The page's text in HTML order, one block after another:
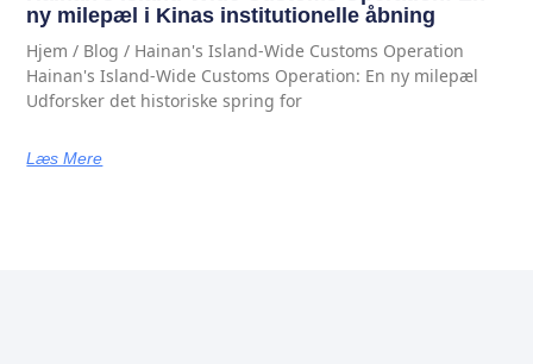
ny milepæl i Kinas institutionelle åbning
Hjem / Blog / Hainan's Island-Wide Customs Operation
Hainan's Island-Wide Customs Operation: En ny milepæl
Udforsker det historiske spring for
Læs Mere